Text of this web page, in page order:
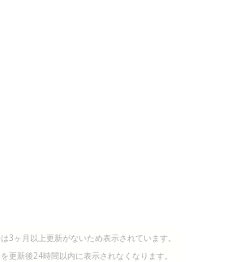
3ヶ月以上更新がないため表示されています。
更新後24時間以内に表示されなくなります。